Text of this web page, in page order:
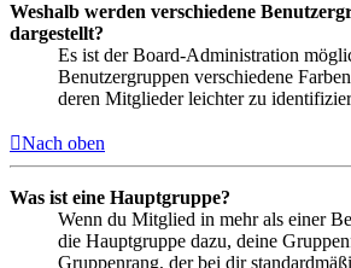
Weshalb werden verschiedene
dargestellt?
Es ist der Board-Administration
Benutzergruppen verschiedene
deren Mitglieder leichter zu
Nach oben
Was ist eine Hauptgruppe?
Wenn du Mitglied in mehr als einer
die Hauptgruppe dazu, deine
Gruppenrang, der bei dir